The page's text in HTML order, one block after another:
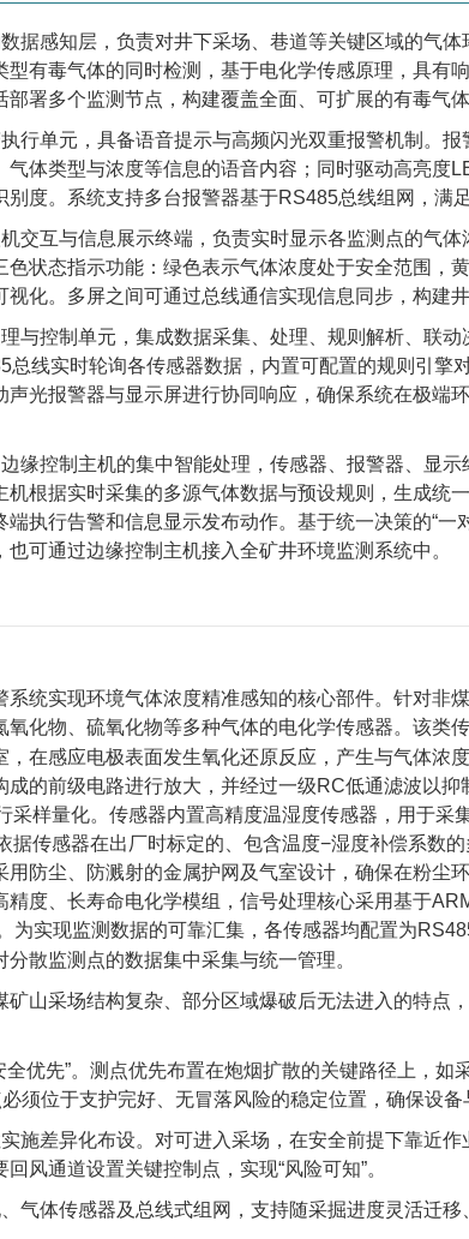
据感知层，负责对井下采场、巷道等关键区域的气
有毒气体的同时检测，基于电化学传感原理，具有
署多个监测节点，构建覆盖全面、可扩展的有毒气体
行单元，具备语音提示与高频闪光双重报警机制。
体类型与浓度等信息的语音内容；同时驱动高亮度
度。系统支持多台报警器基于RS485总线组网，满
交互与信息展示终端，负责实时显示各监测点的气
状态指示功能：绿色表示气体浓度处于安全范围，
化。多屏之间可通过总线通信实现信息同步，构建
与控制单元，集成数据采集、处理、规则解析、联
线实时轮询各传感器数据，内置可配置的规则引擎
光报警器与显示屏进行协同响应，确保系统在极端
缘控制主机的集中智能处理，传感器、报警器、显
根据实时采集的多源气体数据与预设规则，生成统
执行告警和信息显示发布动作。基于统一决策的“一
可通过边缘控制主机接入全矿井环境监测系统中。
统实现环境气体浓度精准感知的核心部件。针对非
化物、硫氧化物等多种气体的电化学传感器。该类
在感应电极表面发生氧化还原反应，产生与气体浓
的前级电路进行放大，并经过一级RC低通滤波以
样量化。传感器内置高精度温湿度传感器，用于采
据传感器在出厂时标定的、包含温度−湿度补偿系数
防尘、防溅射的金属护网及气室设计，确保在粉尘
度、长寿命电化学模组，信号处理核心采用基于
为实现监测数据的可靠汇集，各传感器均配置为
散监测点的数据集中采集与统一管理。
山采场结构复杂、部分区域爆破后无法进入的特点
优先”。测点优先布置在炮烟扩散的关键路径上，如
须位于支护完好、无冒落风险的稳定位置，确保设备
施差异化布设。对可进入采场，在安全前提下靠近
风通道设置关键控制点，实现“风险可知”。
气体传感器及总线式组网，支持随采掘进度灵活迁移